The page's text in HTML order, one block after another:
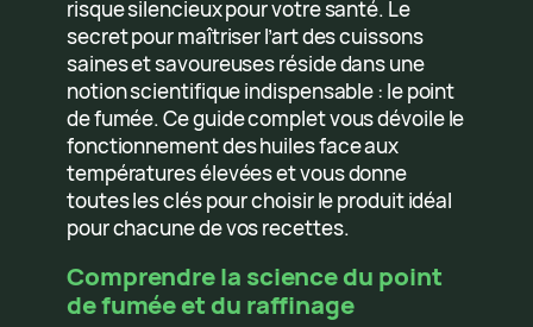
risque silencieux pour votre santé. Le
secret pour maîtriser l’art des cuissons
saines et savoureuses réside dans une
notion scientifique indispensable : le point
de fumée. Ce guide complet vous dévoile le
fonctionnement des huiles face aux
températures élevées et vous donne
toutes les clés pour choisir le produit idéal
pour chacune de vos recettes.
Comprendre la science du point
de fumée et du raffinage